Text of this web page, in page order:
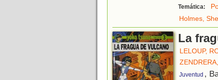
Temática:
Holmes,
La
LELOUP,
Juventud ,